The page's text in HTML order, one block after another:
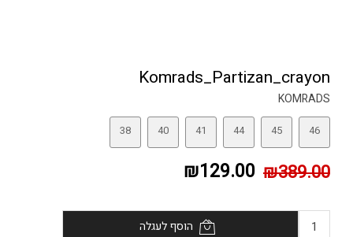
Komrads_Partizan_crayon
KOMRADS
38 40 41 44 45 46
₪389.00
₪129.00
הוסף לעגלה